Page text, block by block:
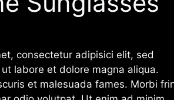
consectetur adipisici elit, sed
labore et dolore magna aliqua.
et malesuada fames. Morbi